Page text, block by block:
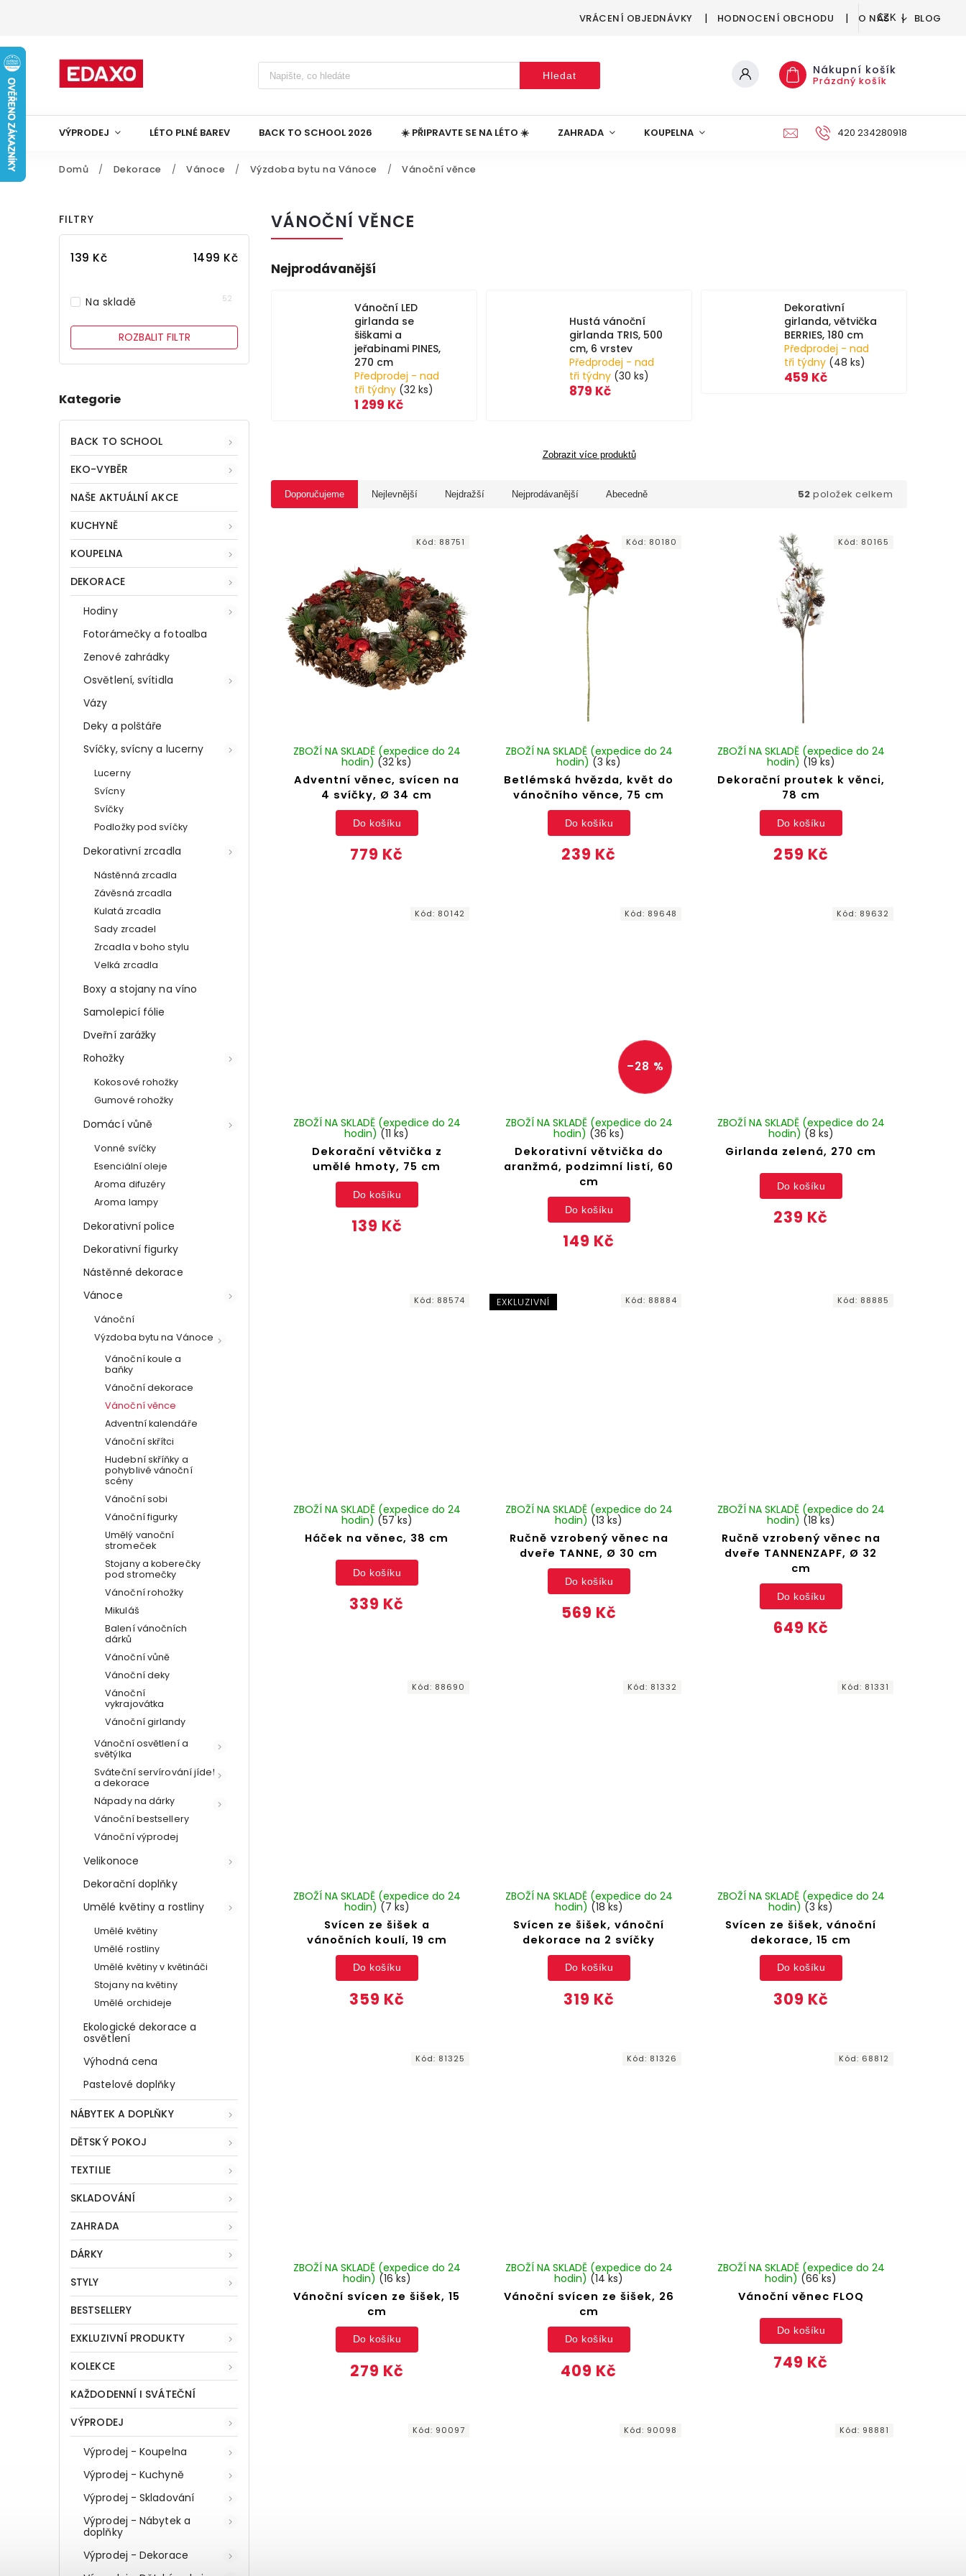
VRÁCENÍ OBJEDNÁVKY HODNOCENÍ OBCHODU O NÁS BLOG
CZK
Hledat Nákupní košík
Prázdný košík
VÝPRODEJ LÉTO PLNÉ BAREV BACK TO SCHOOL 2026 ☀️ PŘIPRAVTE SE NA LÉTO ☀️ ZAHRADA KOUPELNA DEKORACE
420 234280918
Domů / Dekorace / Vánoce / Výzdoba bytu na Vánoce / Vánoční věnce
FILTRY
139 Kč 1499 Kč
Na skladě 52
ROZBALIT FILTR
Kategorie
BACK TO SCHOOL
EKO-VYBĚR
NAŠE AKTUÁLNÍ AKCE
KUCHYNĚ
KOUPELNA
DEKORACE
Hodiny
Fotorámečky a fotoalba
Zenové zahrádky
Osvětlení, svítidla
Vázy
Deky a polštáře
Svíčky, svícny a lucerny
Lucerny
Svícny
Svíčky
Podložky pod svíčky
Dekorativní zrcadla
Nástěnná zrcadla
Závěsná zrcadla
Kulatá zrcadla
Sady zrcadel
Zrcadla v boho stylu
Velká zrcadla
Boxy a stojany na víno
Samolepicí fólie
Dveřní zarážky
Rohožky
Kokosové rohožky
Gumové rohožky
Domácí vůně
Vonné svíčky
Esenciální oleje
Aroma difuzéry
Aroma lampy
Dekorativní police
Dekorativní figurky
Nástěnné dekorace
Vánoce
Vánoční
Výzdoba bytu na Vánoce
Vánoční koule a
baňky
Vánoční dekorace
Vánoční věnce
Adventní kalendáře
Vánoční skřítci
Hudební skříňky a
pohyblivé vánoční
scény
Vánoční sobi
Vánoční figurky
Umělý vanoční
stromeček
Stojany a koberečky
pod stromečky
Vánoční rohožky
Mikuláš
Balení vánočních
dárků
Vánoční vůně
Vánoční deky
Vánoční
vykrajovátka
Vánoční girlandy
Vánoční osvětlení a
světýlka
Sváteční servírování jídel
a dekorace
Nápady na dárky
Vánoční bestsellery
Vánoční výprodej
Velikonoce
Dekorační doplňky
Umělé květiny a rostliny
Umělé květiny
Umělé rostliny
Umělé květiny v květináči
Stojany na květiny
Umělé orchideje
Ekologické dekorace a
osvětlení
Výhodná cena
Pastelové doplňky
NÁBYTEK A DOPLŇKY
DĚTSKÝ POKOJ
TEXTILIE
SKLADOVÁNÍ
ZAHRADA
DÁRKY
STYLY
BESTSELLERY
EXKLUZIVNÍ PRODUKTY
KOLEKCE
KAŽDODENNÍ I SVÁTEČNÍ
VÝPRODEJ
Výprodej - Koupelna
Výprodej - Kuchyně
Výprodej - Skladování
Výprodej - Nábytek a
doplňky
Výprodej - Dekorace
VÁNOČNÍ VĚNCE
Nejprodávanější
Vánoční LED
girlanda se
šiškami a
jeřabinami PINES,
270 cm
Předprodej - nad
tři týdny (32 ks)
1 299 Kč
Hustá vánoční
girlanda TRIS, 500
cm, 6 vrstev
Předprodej - nad
tři týdny (30 ks)
879 Kč
Dekorativní
girlanda, větvička
BERRIES, 180 cm
Předprodej - nad
tři týdny (48 ks)
459 Kč
Zobrazit více produktů
Doporučujeme Nejlevnější Nejdražší Nejprodávanější Abecedně 52 položek celkem
Adventní věnec, svícen na
4 svíčky, Ø 34 cm
ZBOŽÍ NA SKLADĚ (expedice do 24
hodin) (32 ks)
779 Kč
Do košíku
Kód: 88751
Betlémská hvězda, květ do
vánočního věnce, 75 cm
ZBOŽÍ NA SKLADĚ (expedice do 24
hodin) (3 ks)
239 Kč
Do košíku
Kód: 80180
Dekorační proutek k věnci,
78 cm
ZBOŽÍ NA SKLADĚ (expedice do 24
hodin) (19 ks)
259 Kč
Do košíku
Kód: 80165
Dekorační větvička z
umělé hmoty, 75 cm
ZBOŽÍ NA SKLADĚ (expedice do 24
hodin) (11 ks)
139 Kč
Do košíku
Kód: 80142
–28 %
Dekorativní větvička do
aranžmá, podzimní listí, 60
cm
ZBOŽÍ NA SKLADĚ (expedice do 24
hodin) (36 ks)
149 Kč
Do košíku
Kód: 89648
Girlanda zelená, 270 cm
ZBOŽÍ NA SKLADĚ (expedice do 24
hodin) (8 ks)
239 Kč
Do košíku
Kód: 89632
Háček na věnec, 38 cm
ZBOŽÍ NA SKLADĚ (expedice do 24
hodin) (57 ks)
339 Kč
Do košíku
Kód: 88574 EXKLUZIVNÍ
Ručně vzrobený věnec na
dveře TANNE, Ø 30 cm
ZBOŽÍ NA SKLADĚ (expedice do 24
hodin) (13 ks)
569 Kč
Do košíku
Kód: 88884
Ručně vzrobený věnec na
dveře TANNENZAPF, Ø 32
cm
ZBOŽÍ NA SKLADĚ (expedice do 24
hodin) (18 ks)
649 Kč
Do košíku
Kód: 88885
Svícen ze šišek a
vánočních koulí, 19 cm
ZBOŽÍ NA SKLADĚ (expedice do 24
hodin) (7 ks)
359 Kč
Do košíku
Kód: 88690
Svícen ze šišek, vánoční
dekorace na 2 svíčky
ZBOŽÍ NA SKLADĚ (expedice do 24
hodin) (18 ks)
319 Kč
Do košíku
Kód: 81332
Svícen ze šišek, vánoční
dekorace, 15 cm
ZBOŽÍ NA SKLADĚ (expedice do 24
hodin) (3 ks)
309 Kč
Do košíku
Kód: 81331
Vánoční svícen ze šišek, 15
cm
ZBOŽÍ NA SKLADĚ (expedice do 24
hodin) (16 ks)
279 Kč
Do košíku
Kód: 81325
Vánoční svícen ze šišek, 26
cm
ZBOŽÍ NA SKLADĚ (expedice do 24
hodin) (14 ks)
409 Kč
Do košíku
Kód: 81326
Vánoční věnec FLOQ
ZBOŽÍ NA SKLADĚ (expedice do 24
hodin) (66 ks)
749 Kč
Do košíku
Kód: 68812
Kód: 90097 Kód: 90098 Kód: 98881